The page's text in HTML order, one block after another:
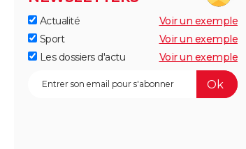
Actualité
Voir un exemple
Sport
Voir un exemple
Les dossiers d'actu
Voir un exemple